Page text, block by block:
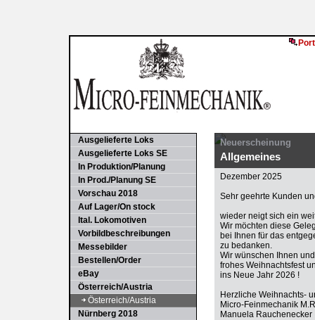
Ausgelieferte Loks
Ausgelieferte Loks SE
In Produktion/Planung
In Prod./Planung SE
Vorschau 2018
Auf Lager/On stock
Ital. Lokomotiven
Vorbildbeschreibungen
Messebilder
Bestellen/Order
eBay
Österreich/Austria
Österreich/Austria
Nürnberg 2018
Neuerscheinung
Allgemeines
Dezember 2025
Sehr geehrte Kunden
wieder neigt sich ein
Wir möchten diese
bei Ihnen für das
zu bedanken.
Wir wünschen Ihnen
frohes Weihnachtsfest
ins Neue Jahr 2026 !
Herzliche Weihnachts-
Micro-Feinmechanik
Manuela Rauchenecker